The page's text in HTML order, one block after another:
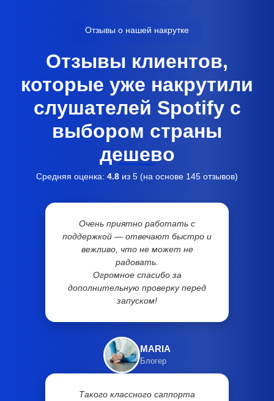
Отзывы о нашей накрутке
Отзывы клиентов,
которые уже накрутили
слушателей Spotify с
выбором страны
дешево
Средняя оценка: 4.8 из 5 (на основе 145 отзывов)
Очень приятно работать с
поддержкой — отвечают быстро и
вежливо, что не может не
радовать.
Огромное спасибо за
дополнительную проверку перед
запуском!
MARIA
Блогер
Такого классного саппорта